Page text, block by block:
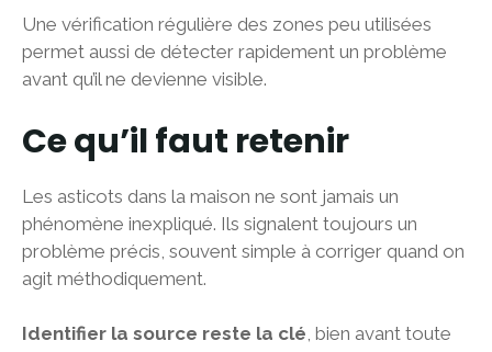
Une vérification régulière des zones peu utilisées
permet aussi de détecter rapidement un problème
avant qu’il ne devienne visible.
Ce qu’il faut retenir
Les asticots dans la maison ne sont jamais un
phénomène inexpliqué. Ils signalent toujours un
problème précis, souvent simple à corriger quand on
agit méthodiquement.
Identifier la source reste la clé, bien avant toute